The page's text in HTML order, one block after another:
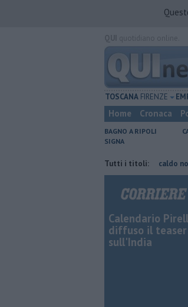
TOSCANA FIRENZE
Home Cronaca
BAGNO A RIPOLI
SIGNA
Tutti i titoli:
Il grande caldo non dà
Calendario
diffuso il
sull'India